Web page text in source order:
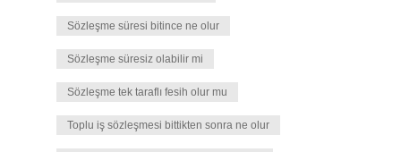
Sözleşme süresi bitince ne olur
Sözleşme süresiz olabilir mi
Sözleşme tek taraflı fesih olur mu
Toplu iş sözleşmesi bittikten sonra ne olur